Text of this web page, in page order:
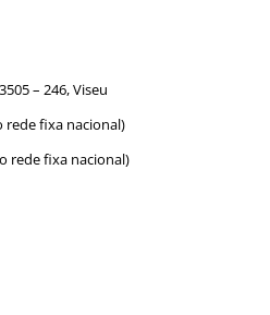
– 246, Viseu
rede fixa nacional)
rede fixa nacional)